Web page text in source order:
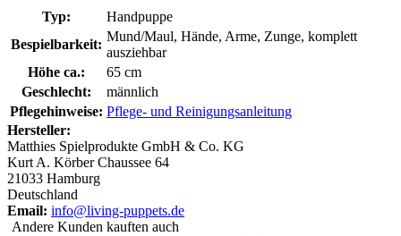
Typ:
Handpuppe
Bespielbarkeit:
Mund/Maul, Hände, Arme, Zunge, komplett
ausziehbar
Höhe ca.:
65 cm
Geschlecht:
männlich
Pflegehinweise: Pflege- und Reinigungsanleitung
Hersteller:
Matthies Spielprodukte GmbH & Co. KG
Kurt A. Körber Chaussee 64
21033 Hamburg
Deutschland
Email: info@living-puppets.de
Andere Kunden kauften auch